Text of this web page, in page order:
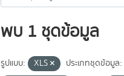
พบ 1 ชุดข้อมูล
รูปแบบ: XLS ประเภทชุดข้อมูล: